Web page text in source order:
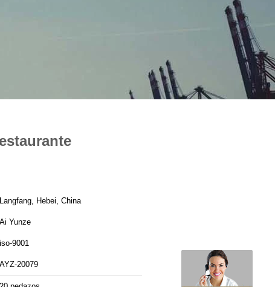
Langfang, Hebei, China
Ai Yunze
iso-9001
AYZ-20079